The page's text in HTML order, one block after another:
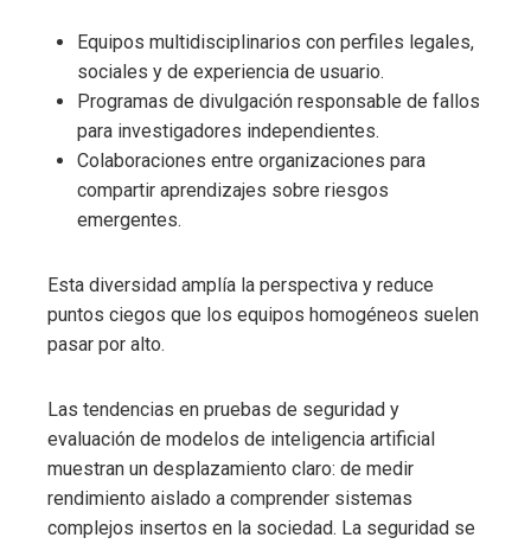
Equipos multidisciplinarios con perfiles legales,
sociales y de experiencia de usuario.
Programas de divulgación responsable de fallos
para investigadores independientes.
Colaboraciones entre organizaciones para
compartir aprendizajes sobre riesgos
emergentes.
Esta diversidad amplía la perspectiva y reduce
puntos ciegos que los equipos homogéneos suelen
pasar por alto.
Las tendencias en pruebas de seguridad y
evaluación de modelos de inteligencia artificial
muestran un desplazamiento claro: de medir
rendimiento aislado a comprender sistemas
complejos insertos en la sociedad. La seguridad se